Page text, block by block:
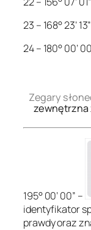
23 – 168° 23’
24 – 180° 00’
Zegary
zewnętrzna
195° 00’ 00” –
identyfikator
prawdy oraz